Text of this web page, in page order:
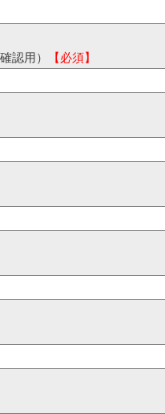
認用） 【必須】